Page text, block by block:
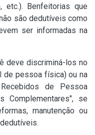
etc.). Benfeitorias que
são dedutíveis como
ser informadas na
deve discriminá-los no
de pessoa física) ou na
de Pessoa
Complementares", se
manutenção ou